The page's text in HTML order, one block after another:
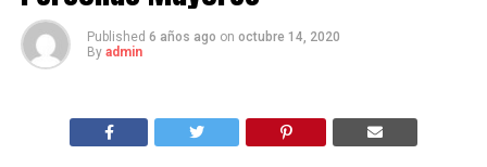
Published 6 años ago on octubre 14, 2020
By admin